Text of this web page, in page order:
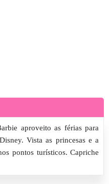
aproveito as férias para
Vista as princesas e a
pontos turísticos. Capriche